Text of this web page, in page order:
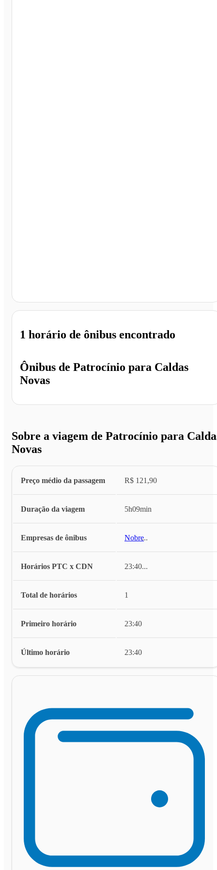
Ônibus de Patrocínio para Caldas
Novas
1 horário de ônibus encontrado
Sobre a viagem de Patrocínio para
Novas
Preço médio da passagem R$ 121,90
Duração da viagem 5h09min
Empresas de ônibus Nobre...
Horários PTC x CDN 23:40...
Total de horários 1
Primeiro horário 23:40
Último horário 23:40